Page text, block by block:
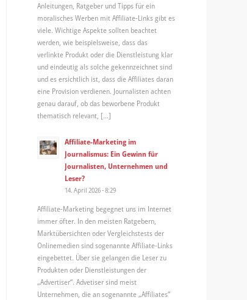
Anleitungen, Ratgeber und Tipps für ein
moralisches Werben mit Affiliate-Links gibt es
viele. Wichtige Aspekte sollten beachtet
werden, wie beispielsweise, dass das
verlinkte Produkt oder die Dienstleistung klar
und eindeutig als solche gekennzeichnet sind
und es ersichtlich ist, dass die Affiliates daran
eine Provision verdienen. Journalisten achten
genau darauf, ob das beworbene Produkt
thematisch relevant, […]
Affiliate-Marketing im
Journalismus: Ein Gewinn für
Journalisten, Unternehmen und
Leser?
14. April 2026 - 8:29
Affiliate-Marketing begegnet uns im Internet
immer öfter. In den meisten Ratgebern,
Marktübersichten oder Vergleichstests der
Onlinemedien sind sogenannte Affiliate-Links
eingebettet. Über sie gelangen die Leser zu
Produkten oder Dienstleistungen der
„Advertiser“. Advetiser sind meist
Unternehmen, die an sogenannte „Affiliates“